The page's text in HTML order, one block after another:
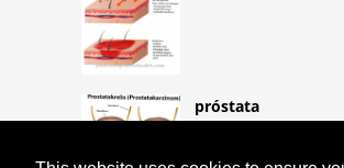
próstata